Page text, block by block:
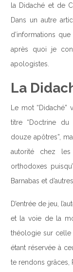
la Didaché et de
Dans un autre
d’informations
après quoi je
apologistes.
La
Le mot
titre “Doctrine du
douze apôtres”,
autorité chez les
orthodoxes
Barnabas et d’autres.
D’entrée de jeu,
et la voie de la
théologie sur celle
étant réservée à
te rendons grâces,